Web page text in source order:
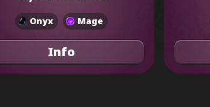
Onyx Mage
Info